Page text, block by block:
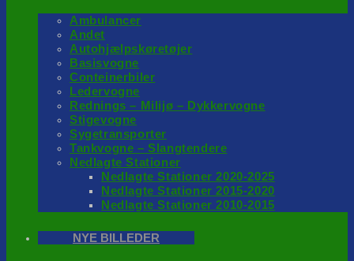
Ambulancer
Andet
Autohjælpskøretøjer
Basisvogne
Conteinerbiler
Ledervogne
Rednings – Milijø – Dykkervogne
Stigevogne
Sygetransporter
Tankvogne – Slangtendere
Nedlagte Stationer
Nedlagte Stationer 2020-2025
Nedlagte Stationer 2015-2020
Nedlagte Stationer 2010-2015
NYE BILLEDER